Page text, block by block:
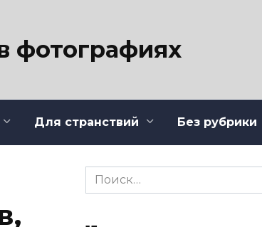
фотографиях
Для странствий Без рубрики
Search
for: